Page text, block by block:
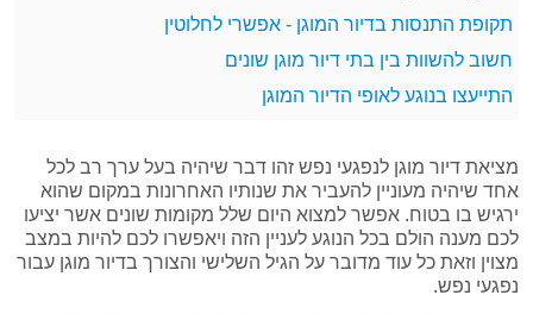
תקופת התנסות בדיור המוגן - אפשרי לחלוטין
חשוב להשוות בין בתי דיור מוגן שונים
התייעצו בנוגע לאופי הדיור המוגן
מציאת דיור מוגן לנפגעי נפש זהו דבר שיהיה בעל ערך רב לכל
אחד שיהיה מעוניין להעביר את שנותיו האחרונות במקום שהוא
ירגיש בו בטוח. אפשר למצוא היום שלל מקומות שונים אשר יציעו
לכם מענה הולם בכל הנוגע לעניין הזה ויאפשרו לכם להיות במצב
מצוין וזאת כל עוד מדובר על הגיל השלישי והצורך בדיור מוגן עבור
נפגעי נפש.